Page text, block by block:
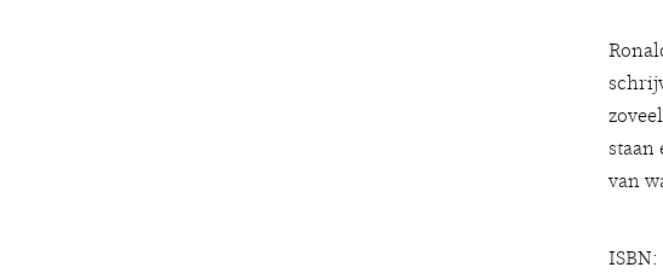
staan
van
ISBN: